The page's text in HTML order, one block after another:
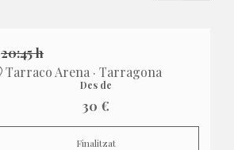
20:45 h
Tarraco Arena · Tarragona
Des de
30 €
Finalitzat